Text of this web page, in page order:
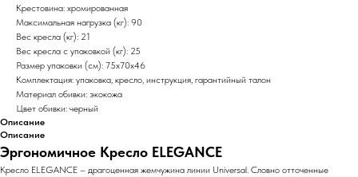
Крестовина: хромированная
Максимальная нагрузка (кг): 90
Вес кресла (кг): 21
Вес кресла с упаковкой (кг): 25
Размер упаковки (см): 75х70х46
Комплектация: упаковка, кресло, инструкция, гарантийный талон
Материал обивки: экокожа
Цвет обивки: черный
Описание
Описание
Эргономичное Кресло ELEGANCE
Кресло ELEGANCE – драгоценная жемчужина линии Universal. Словно отточенные